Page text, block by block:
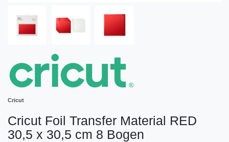
Cricut
Cricut Foil Transfer Material RED
30,5 x 30,5 cm 8 Bogen